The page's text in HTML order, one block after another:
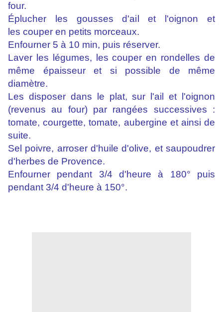
four.
Éplucher les gousses d'ail et l'oignon et
les couper en petits morceaux.
Enfourner 5 à 10 min, puis réserver.
Laver les légumes, les couper en rondelles de
même épaisseur et si possible de même
diamètre.
Les disposer dans le plat, sur l'ail et l'oignon
(revenus au four) par rangées successives :
tomate, courgette, tomate, aubergine et ainsi de
suite.
Sel poivre, arroser d'huile d'olive, et saupoudrer
d'herbes de Provence.
Enfourner pendant 3/4 d'heure à 180° puis
pendant 3/4 d'heure à 150°.